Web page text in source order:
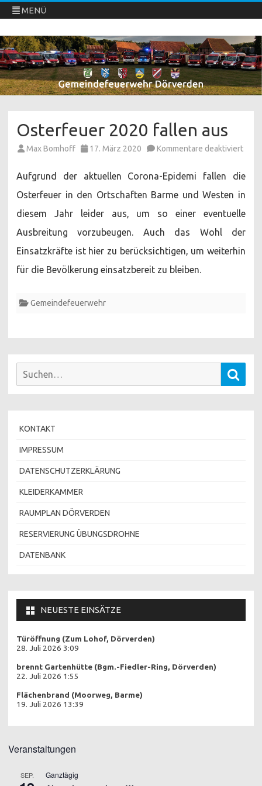
MENÜ
Freiwillige Feuerwehren Dörverden
Direkt
zum
Inhalt
springen
Osterfeuer 2020 fallen aus
Max Bomhoff 17. März 2020 Kommentare deaktiviertfür
aus
Aufgrund der aktuellen Corona-Epidemi fallen die
Osterfeuer in den Ortschaften Barme und Westen in
diesem Jahr leider aus, um so einer eventuelle
Ausbreitung vorzubeugen. Auch das Wohl der
Einsatzkräfte ist hier zu berücksichtigen, um weiterhin
für die Bevölkerung einsatzbereit zu bleiben.
Gemeindefeuerwehr
Suchen
KONTAKT
IMPRESSUM
DATENSCHUTZERKLÄRUNG
KLEIDERKAMMER
RAUMPLAN DÖRVERDEN
RESERVIERUNG ÜBUNGSDROHNE
DATENBANK
NEUESTE EINSÄTZE
Türöffnung (Zum Lohof, Dörverden)
28. Juli 2026 3:09
brennt Gartenhütte (Bgm.-Fiedler-Ring, Dörverden)
22. Juli 2026 1:55
Flächenbrand (Moorweg, Barme)
19. Juli 2026 13:39
Veranstaltungen
SEP. Ganztägig